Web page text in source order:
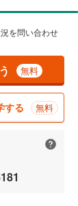
を問い合わせ
無料
する 無料